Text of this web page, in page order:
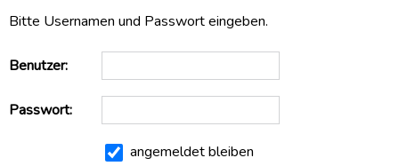
Bitte Usernamen und Passwort eingeben.
Benutzer:
Passwort:
angemeldet bleiben